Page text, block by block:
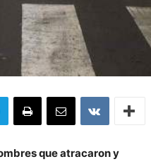
que atracaron y